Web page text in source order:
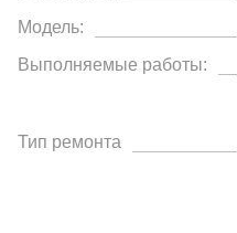
Модель:
Выполняемые работы:
Тип ремонта